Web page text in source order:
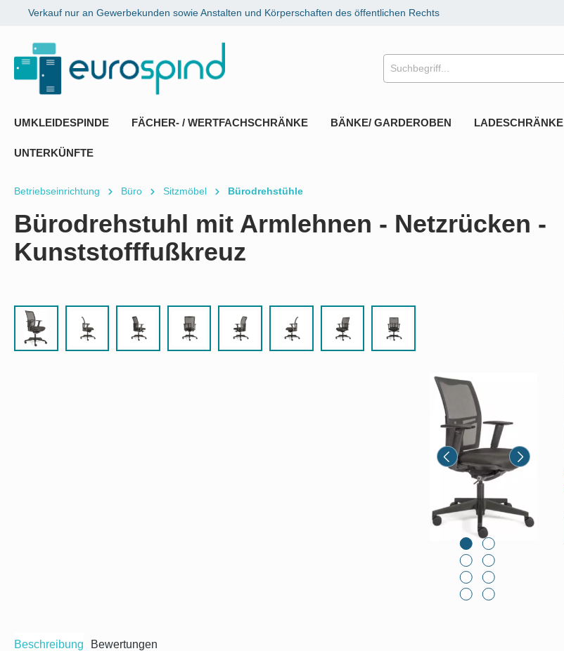
Zur Hauptnavigation springen
Verkauf nur an Gewerbekunden sowie Anstalten und Körperschaften des öffentlichen Rechts
UMKLEIDESPINDE FÄCHER- / WERTFACHSCHRÄNKE BÄNKE/ GARDEROBEN LADESCHRÄNKE
UNTERKÜNFTE
Betriebseinrichtung Büro Sitzmöbel Bürodrehstühle
Bürodrehstuhl mit Armlehnen - Netzrücken -
Kunststofffußkreuz
Bildergalerie überspringen
Beschreibung Bewertungen